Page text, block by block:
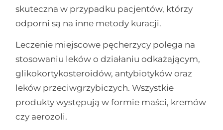
skuteczna w przypadku pacjentów, którzy
odporni są na inne metody kuracji.
Leczenie miejscowe pęcherzycy polega na
stosowaniu leków o działaniu odkażającym,
glikokortykosteroidów, antybiotyków oraz
leków przeciwgrzybiczych. Wszystkie
produkty występują w formie maści, kremów
czy aerozoli.